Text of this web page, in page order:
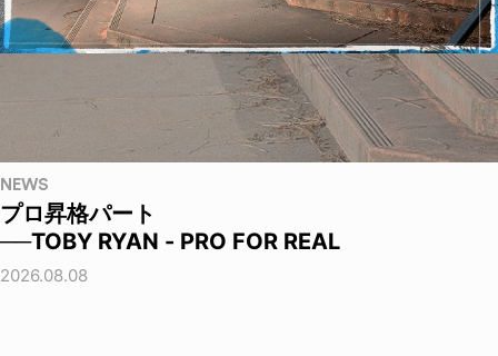
NEWS
プロ昇格パート
──TOBY RYAN - PRO FOR REAL
2026.08.08